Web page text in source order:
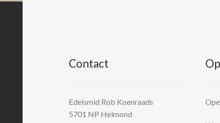
Contact
Edelsmid Rob Koenraads
5701 NP Helmond